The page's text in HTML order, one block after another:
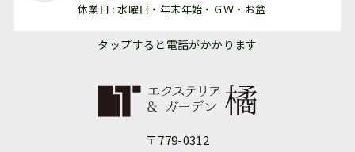
休業日 : 水曜日・年末年始・ＧＷ・お盆
タップすると電話がかかります
〒779-0312